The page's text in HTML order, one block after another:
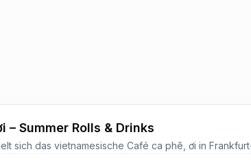
Summer Rolls & Drinks